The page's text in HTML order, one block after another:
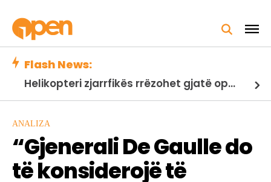
Flash News:
Helikopteri zjarrfikës rrëzohet gjatë operacionit kundër flakëve në Utah, nuk dihet gjendja e dy personave në bord
ANALIZA
“Gjenerali De Gaulle do
të konsiderojë të